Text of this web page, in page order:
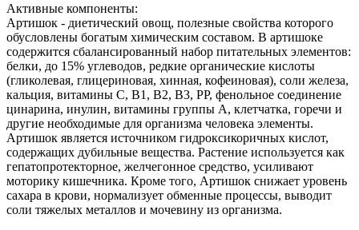
Активные компоненты:
Артишок - диетический овощ, полезные свойства которого
обусловлены богатым химическим составом. В артишоке
содержится сбалансированный набор питательных элементов:
белки, до 15% углеводов, редкие органические кислоты
(гликолевая, глицериновая, хинная, кофеиновая), соли железа,
кальция, витамины С, В1, В2, В3, РP, фенольное соединение
цинарина, инулин, витамины группы А, клетчатка, горечи и
другие необходимые для организма человека элементы.
Артишок является источником гидроксикоричных кислот,
содержащих дубильные вещества. Растение используется как
гепатопротекторное, желчегонное средство, усиливают
моторику кишечника. Кроме того, Артишок снижает уровень
сахара в крови, нормализует обменные процессы, выводит
соли тяжелых металлов и мочевину из организма.